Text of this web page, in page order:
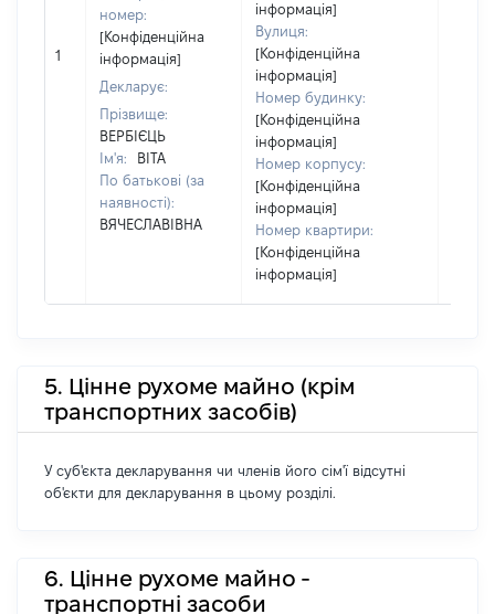
1
номер:
[Конфіденційна
інформація]
Декларує:
Прізвище:
ВЕРБІЄЦЬ
Ім'я:
ВІТА
По батькові (за
наявності):
ВЯЧЕСЛАВІВНА
інформація]
Вулиця:
[Конфіденційна
інформація]
Номер будинку:
[Конфіденційна
інформація]
Номер корпусу:
[Конфіденційна
інформація]
Номер квартири:
[Конфіденційна
інформація]
5. Цінне рухоме майно (крім
транспортних засобів)
У суб'єкта декларування чи членів його сім'ї відсутні
об'єкти для декларування в цьому розділі.
6. Цінне рухоме майно -
транспортні засоби